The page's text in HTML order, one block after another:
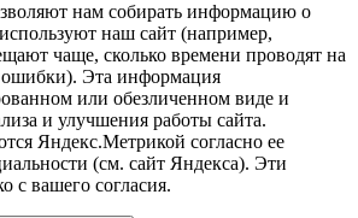
нам собирать информацию о
наш сайт (например,
чаще, сколько времени проводят на
ошибки). Эта информация
или обезличенном виде и
и улучшения работы сайта.
Яндекс.Метрикой согласно ее
(см. сайт Яндекса). Эти
с вашего согласия.